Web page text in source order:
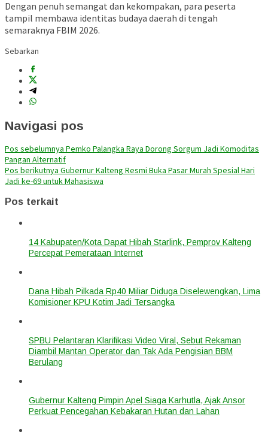
Dengan penuh semangat dan kekompakan, para peserta
tampil membawa identitas budaya daerah di tengah
semaraknya FBIM 2026.
Sebarkan
Navigasi pos
Pos sebelumnya Pemko Palangka Raya Dorong Sorgum Jadi Komoditas
Pangan Alternatif
Pos berikutnya Gubernur Kalteng Resmi Buka Pasar Murah Spesial Hari
Jadi ke-69 untuk Mahasiswa
Pos terkait
14 Kabupaten/Kota Dapat Hibah Starlink, Pemprov Kalteng
Percepat Pemerataan Internet
Dana Hibah Pilkada Rp40 Miliar Diduga Diselewengkan, Lima
Komisioner KPU Kotim Jadi Tersangka
SPBU Pelantaran Klarifikasi Video Viral, Sebut Rekaman
Diambil Mantan Operator dan Tak Ada Pengisian BBM
Berulang
Gubernur Kalteng Pimpin Apel Siaga Karhutla, Ajak Ansor
Perkuat Pencegahan Kebakaran Hutan dan Lahan